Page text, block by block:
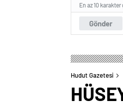
Gönder
En az 10 karakter
Hudut Gazetesi